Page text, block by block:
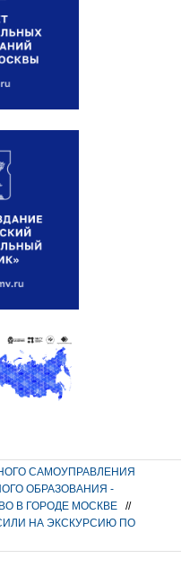
САМОУПРАВЛЕНИЯ
ОБРАЗОВАНИЯ -
В ГОРОДЕ МОСКВЕ
//
НА ЭКСКУРСИЮ ПО